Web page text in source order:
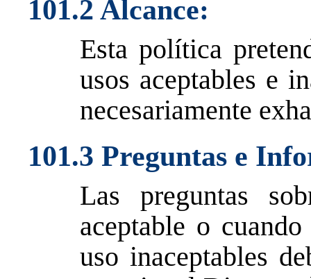
101.2 Alcance:
Esta política
usos aceptables e
necesariamente
101.3 Preguntas e
Las preguntas
aceptable o
uso inaceptables